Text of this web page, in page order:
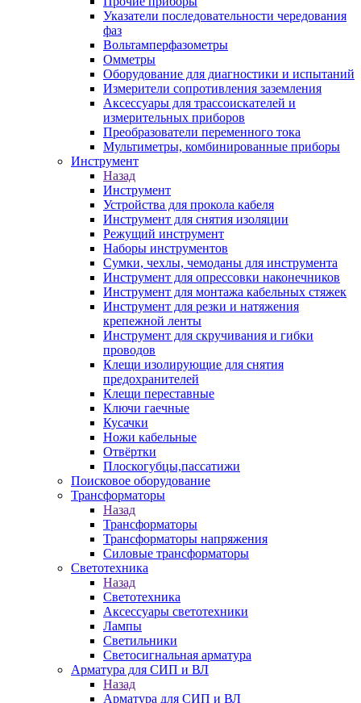
Указатели последовательности чередования
фаз
Вольтамперфазометры
Омметры
Оборудование для диагностики и испытаний
Измерители сопротивления заземления
Аксессуары для трассоискателей и
измерительных приборов
Преобразователи переменного тока
Мультиметры, комбинированные приборы
Инструмент
Назад
Инструмент
Устройства для прокола кабеля
Инструмент для снятия изоляции
Режущий инструмент
Наборы инструментов
Сумки, чехлы, чемоданы для инструмента
Инструмент для опрессовки наконечников
Инструмент для монтажа кабельных стяжек
Инструмент для резки и натяжения
крепежной ленты
Инструмент для скручивания и гибки
проводов
Клещи изолирующие для снятия
предохранителей
Клещи переставные
Ключи гаечные
Кусачки
Ножи кабельные
Отвёртки
Плоскогубцы,пассатижи
Поисковое оборудование
Трансформаторы
Назад
Трансформаторы
Трансформаторы напряжения
Силовые трансформаторы
Светотехника
Назад
Светотехника
Аксессуары светотехники
Лампы
Светильники
Светосигнальная арматура
Арматура для СИП и ВЛ
Назад
Арматура для СИП и ВЛ